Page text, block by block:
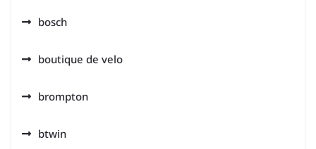
bosch
boutique de velo
brompton
btwin